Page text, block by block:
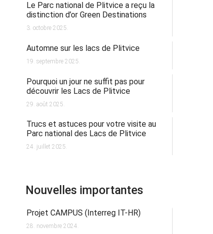
Le Parc national de Plitvice a reçu la
distinction d’or Green Destinations
3. octobre 2025.
Automne sur les lacs de Plitvice
19. septembre 2025.
Pourquoi un jour ne suffit pas pour
découvrir les Lacs de Plitvice
29. août 2025.
Trucs et astuces pour votre visite au
Parc national des Lacs de Plitvice
24. juillet 2025.
Nouvelles importantes
Projet CAMPUS (Interreg IT-HR)
28. novembre 2024.